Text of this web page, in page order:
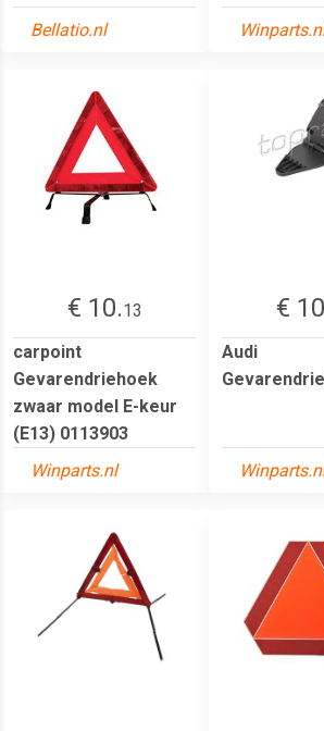
Bellatio.nl
€ 10.13
carpoint
Gevarendriehoek
zwaar model E-keur
(E13) 0113903
Winparts.nl
€
Audi